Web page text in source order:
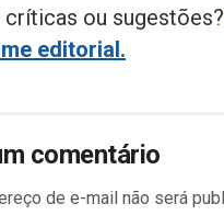
críticas ou sugestões?
editorial.
comentário
de e-mail não será